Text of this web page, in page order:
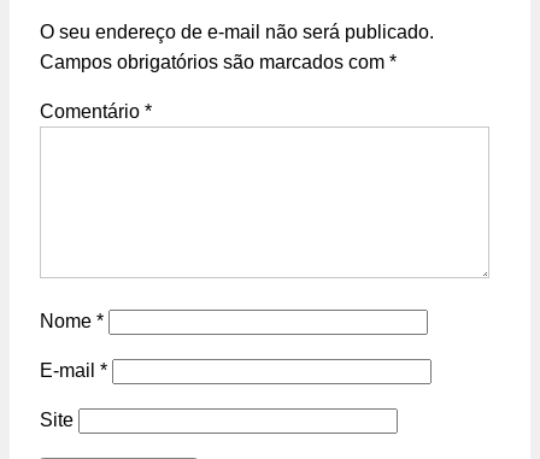
O seu endereço de e-mail não será publicado.
Campos obrigatórios são marcados com *
Comentário *
Nome *
E-mail *
Site